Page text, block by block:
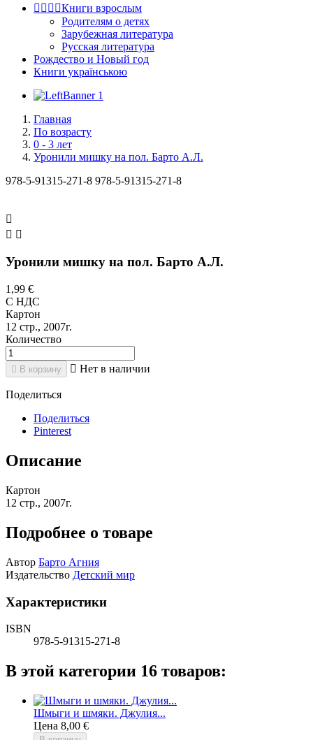
   Книги взрослым
Родителям о детях
Зарубежная литература
Русская литература
Рождество и Новый год
Книги українською
Главная
По возрасту
0 - 3 лет
Уронили мишку на пол. Барто А.Л.
978-5-91315-271-8 978-5-91315-271-8

 
Уронили мишку на пол. Барто А.Л.
1,99 €
С НДС
Картон
12 стр., 2007г.
Количество
 В корзину  Нет в наличии
Поделиться
Поделиться
Pinterest
Описание
Картон
12 стр., 2007г.
Подробнее о товаре
Автор Барто Агния
Издательство Детский мир
Характеристики
ISBN
978-5-91315-271-8
В этой категории 16 товаров:
Шмыги и шмяки. Джулия...
Цена 8,00 €